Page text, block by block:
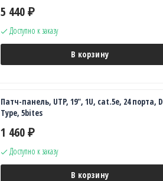
5 440 ₽
Доступно к заказу
В корзину
Патч-панель, UTP, 19", 1U, cat.5e, 24 порта,
Type, 5bites
1 460 ₽
Доступно к заказу
В корзину